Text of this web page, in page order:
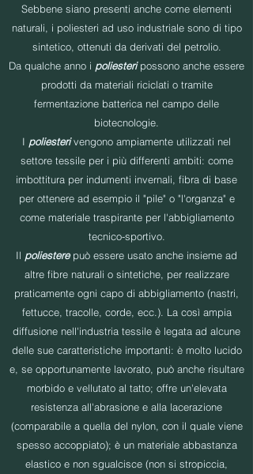
Sebbene siano presenti anche come elementi
naturali, i poliesteri ad uso industriale sono di tipo
sintetico, ottenuti da derivati del petrolio.
Da qualche anno i poliesteripossono anche essere
prodotti da materiali riciclati o tramite
fermentazione batterica nel campo delle
biotecnologie.
I poliesterivengono ampiamente utilizzati nel
settore tessile per i più differenti ambiti: come
imbottitura per indumenti invernali, fibra di base
per ottenere ad esempio il "pile" o "l'organza" e
come materiale traspirante per l'abbigliamento
tecnico-sportivo.
Il poliesterepuò essere usato anche insieme ad
altre fibre naturali o sintetiche, per realizzare
praticamente ogni capo di abbigliamento (nastri,
fettucce, tracolle, corde, ecc.). La così ampia
diffusione nell'industria tessile è legata ad alcune
delle sue caratteristiche importanti: è molto lucido
e, se opportunamente lavorato, può anche risultare
morbido e vellutato al tatto; offre un'elevata
resistenza all'abrasione e alla lacerazione
(comparabile a quella del nylon, con il quale viene
spesso accoppiato); è un materiale abbastanza
elastico e non sgualcisce (non si stropiccia,